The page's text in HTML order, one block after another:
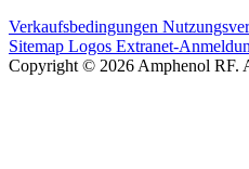
Verkaufsbedingungen
Sitemap Logos Extranet-
Copyright © 2026 Amphenol RF.